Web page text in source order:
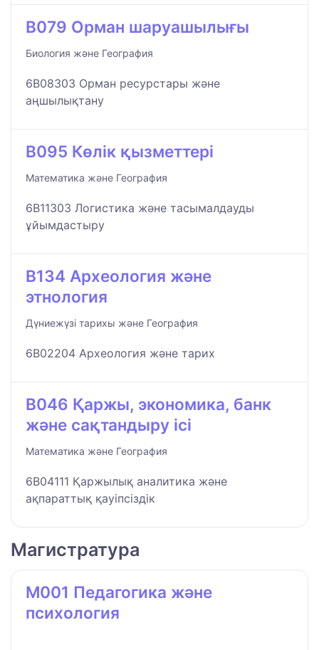
B079 Орман шаруашылығы
Биология және География
6B08303 Орман ресурстары және
аңшылықтану
B095 Көлік қызметтері
Математика және География
6B11303 Логистика және тасымалдауды
ұйымдастыру
B134 Археология және
этнология
Дүниежүзі тарихы және География
6B02204 Археология және тарих
B046 Қаржы, экономика, банк
және сақтандыру ісі
Математика және География
6B04111 Қаржылық аналитика және
ақпараттық қауіпсіздік
Магистратура
M001 Педагогика және
психология